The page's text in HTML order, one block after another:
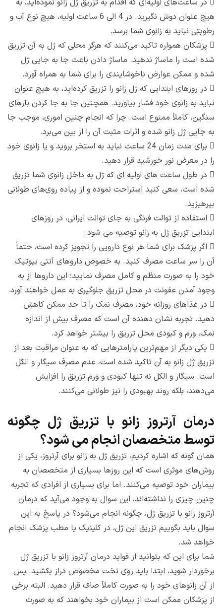
 در ساعت‌های اولیه‌ای که اقدام به تزریق ژل زانو نموده‌اید، به
هیچ عنوان دوش نگیرید. در 4 الی 6 ساعت اولیه، هیچ نوع آب و
رطوبتی نباید به زانوی شما برسد.
 پزشکان همواره تاکید می‌کنند که هرگز محلی که ژل به آن تزریق
شده است را ماساژ ندهید. ماساژ دادن باعث جا به جایی ژل
شده و ممکن عوارض ناخوشایندی را برای شما به همراه آورد.
 در روزهای ابتدایی که ژل زانو را تزریق کرده‌اید، به هیچ عنوان
نباید به زانوی خود فشار بیاورید. همچنین جا به جا کردن بارهای
سنگین، کاملاً ممنوع است. چرا که انجام چنین اموری، موجب جا
به جایی ژل زانو شده و اثرات مثبت آن را از بین می‌برد.

برای مدت زمان 24 ساعت نباید به استخر بروید و یا زانوی خود
را در معرض نور خورشید قرار دهید.
 در طول ساعت های اولیه ای که ژل به داخل زانوی شما تزریق
شده است، سعی کنید استراحت نموده و از پیاده روی‌های طولانی
بپرهیزید.
 استفاده از توالت فرنگی به جای توالت ایرانی، در روزهای
ابتدایی تزریق ژل به زانو توصیه می شود.
 اگر پزشک برای شما هر نوع دارویی را تجویز کرده است، حتماً
آن را سر ساعت مصرف کنید. به خصوص داروهای آنتی بیوتیک
خود را به صورت منظم و کامل مصرف نمایید؛ این داروها از به
وجود آمدن عفونت در محل تزریق جلوگیری به عمل خواهند آورد.
 در غذاهای روزانه خود، مصرف نمک را تا حد ممکن کاهش
دهید. تجربه نشان دهنده آن است که مصرف بیش از اندازه
نمک، ورم و کبودی محل تزریق را بیشتر خواهد کرد.
 یکی دیگر از مهم‌ترین پارامترهایی که به عنوان مراقبت بعد از
تزریق ژل زانو به آن تاکید شده است، عدم مصرف سیگار و الکل
است. سیگار و الکل نه تنها کبودی و ورم تزریق را افزایش
می‌دهند، بلکه روند بهبودی را نیز طولانی می‌کنند.
درمان آرتروز زانو با تزریق ژل چگونه
توسط متخصصان انجام می‌ شود؟
همان گونه که اشاره کردیم، تزریق ژل به زانو برای آرتروز، یکی از
روش‌های موثری است که این روزها بسیاری از متخصصان به
بیماران خود توصیه می‌کنند. اما برای بسیاری از افرادی که تجربه
چنین چیزی را نداشته‌اند، این سوال به وجود می‌آید که درمان
آرتروز زانو با تزریق ژل، چگونه انجام می‌شود؟ در پاسخ به این
سوال باید بگوییم تزریق این ژل، در کلینیک یا مطب پزشک انجام
خواهد شد.
شما برای این که بتوانید از فواید درمان آرتروز زانو با تزریق ژل
برخوردار شوید، ابتدا باید روی تخت مخصوص دراز بکشید. پس
از آن زانوهای خود را به صورت کاملاً صاف قرار دهید.‌ البته برخی
از پزشکان ممکن است از بیماران خود بخواهند که به صورت